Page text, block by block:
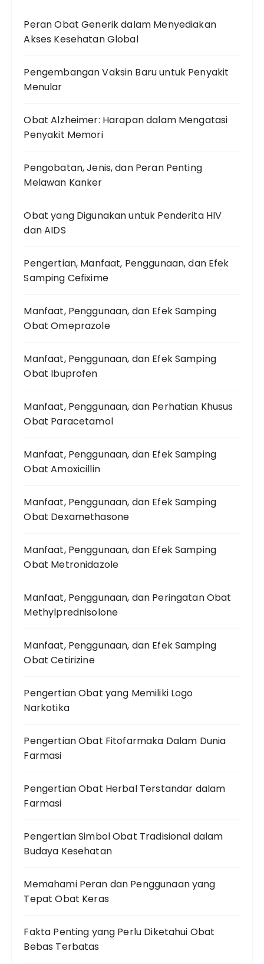
Peran Obat Generik dalam Menyediakan
Akses Kesehatan Global
Pengembangan Vaksin Baru untuk Penyakit
Menular
Obat Alzheimer: Harapan dalam Mengatasi
Penyakit Memori
Pengobatan, Jenis, dan Peran Penting
Melawan Kanker
Obat yang Digunakan untuk Penderita HIV
dan AIDS
Pengertian, Manfaat, Penggunaan, dan Efek
Samping Cefixime
Manfaat, Penggunaan, dan Efek Samping
Obat Omeprazole
Manfaat, Penggunaan, dan Efek Samping
Obat Ibuprofen
Manfaat, Penggunaan, dan Perhatian Khusus
Obat Paracetamol
Manfaat, Penggunaan, dan Efek Samping
Obat Amoxicillin
Manfaat, Penggunaan, dan Efek Samping
Obat Dexamethasone
Manfaat, Penggunaan, dan Efek Samping
Obat Metronidazole
Manfaat, Penggunaan, dan Peringatan Obat
Methylprednisolone
Manfaat, Penggunaan, dan Efek Samping
Obat Cetirizine
Pengertian Obat yang Memiliki Logo
Narkotika
Pengertian Obat Fitofarmaka Dalam Dunia
Farmasi
Pengertian Obat Herbal Terstandar dalam
Farmasi
Pengertian Simbol Obat Tradisional dalam
Budaya Kesehatan
Memahami Peran dan Penggunaan yang
Tepat Obat Keras
Fakta Penting yang Perlu Diketahui Obat
Bebas Terbatas